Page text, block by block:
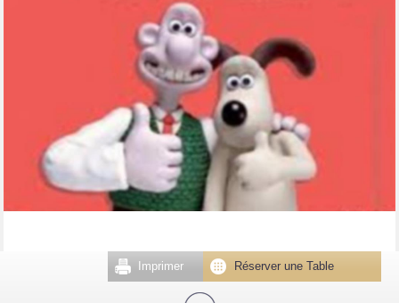
Réserver une Table
Imprimer